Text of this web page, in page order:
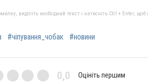
виділіть необхідний текст і натисніть Ctrl + Enter,
#чіпування_чобак #новини
0,0 Оцініть першим